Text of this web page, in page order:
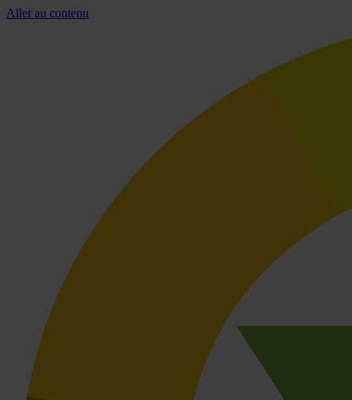
Aller au contenu